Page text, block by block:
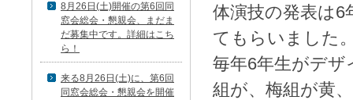
体演技の発表は6
てもらいました
毎年6年生がデ
組が、梅組が黄
8月26日(土)開催の第6回同
窓会総会・懇親会、まだま
だ募集中です。詳細はこち
ら！
来る8月26日(土)に、第6回
同窓会総会・懇親会を開催